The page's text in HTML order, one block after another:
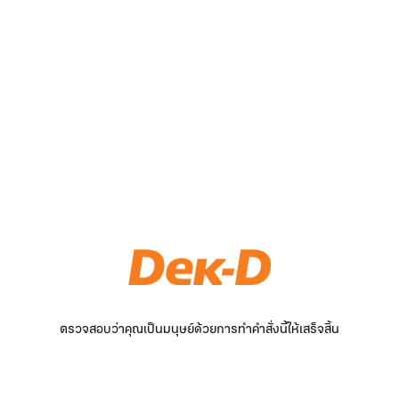
ตรวจสอบว่าคุณเป็นมนุษย์ด้วยการทำคำสั่งนี้ให้เสร็จสิ้น